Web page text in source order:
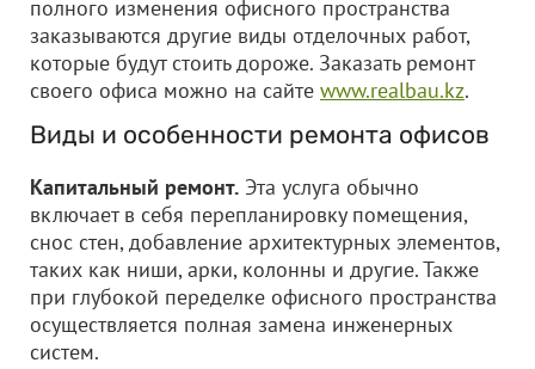
полного изменения офисного пространства
заказываются другие виды отделочных работ,
которые будут стоить дороже. Заказать ремонт
своего офиса можно на сайте www.realbau.kz.
Виды и особенности ремонта офисов
Капитальный ремонт. Эта услуга обычно
включает в себя перепланировку помещения,
снос стен, добавление архитектурных элементов,
таких как ниши, арки, колонны и другие. Также
при глубокой переделке офисного пространства
осуществляется полная замена инженерных
систем.